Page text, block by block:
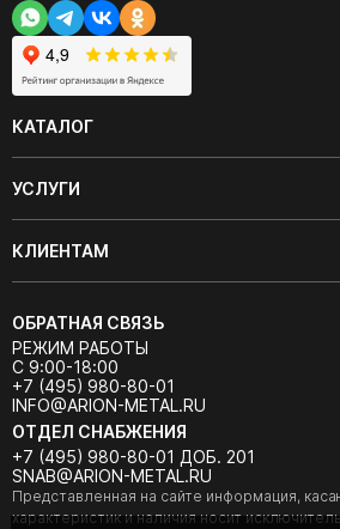
КАТАЛОГ
УСЛУГИ
КЛИЕНТАМ
ОБРАТНАЯ СВЯЗЬ
РЕЖИМ РАБОТЫ
С 9:00-18:00
+7 (495) 980-80-01
INFO@ARION-METAL.RU
ОТДЕЛ СНАБЖЕНИЯ
+7 (495) 980-80-01 ДОБ. 201
SNAB@ARION-METAL.RU
Представленная на сайте информация,
характеристик и наличия носит